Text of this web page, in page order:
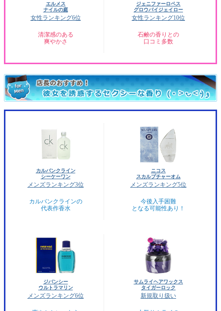
エルメス
ナイルの庭
女性ランキング6位
清潔感のある
爽やかさ
ジェニファーロペス
グロウバイジェイロー
女性ランキング10位
石鹸の香りとの
口コミ多数
カルバンクライン
シーケーワン
メンズランキング3位
カルバンクラインの
代表作香水
ニコス
スカルプチャーオム
メンズランキング5位
今後入手困難
となる可能性あり！
ジバンシー
ウルトラマリン
メンズランキング6位
サムライヘアワックス
タイガーロック
新規取り扱い